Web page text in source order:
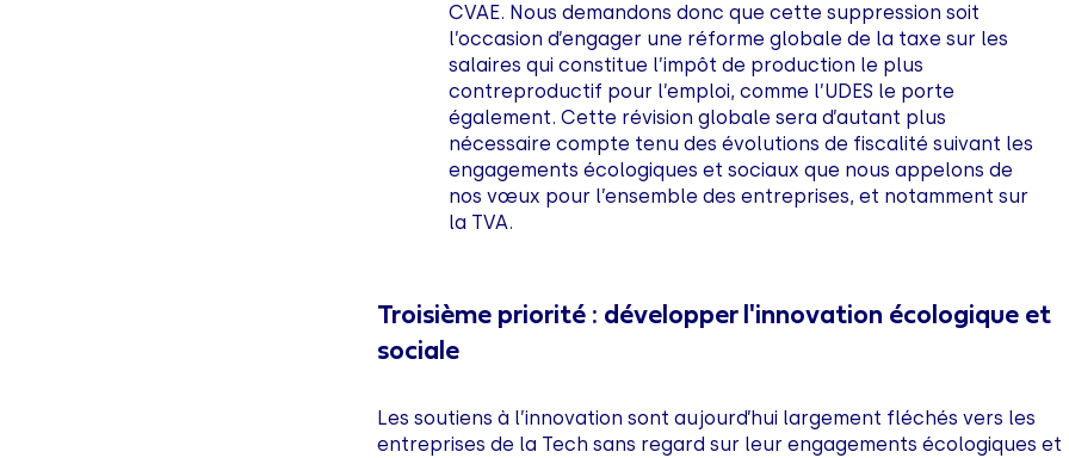
CVAE. Nous demandons donc que cette suppression soit
l’occasion d’engager une réforme globale de la taxe sur les
salaires qui constitue l’impôt de production le plus
contreproductif pour l’emploi, comme l’UDES le porte
également. Cette révision globale sera d’autant plus
nécessaire compte tenu des évolutions de fiscalité suivant les
engagements écologiques et sociaux que nous appelons de
nos vœux pour l’ensemble des entreprises, et notamment sur
la TVA.
Troisième priorité : développer l'innovation écologique et
sociale
Les soutiens à l’innovation sont aujourd’hui largement fléchés vers les
entreprises de la Tech sans regard sur leur engagements écologiques et